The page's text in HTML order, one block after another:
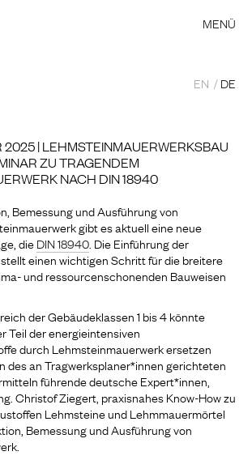
MENÜ
EN DE
2025 | LEHMSTEINMAUERWERKSBAU
ZU TRAGENDEM
NACH DIN 18940
Bemessung und Ausführung von
gibt es aktuell eine neue
dieDIN 18940 . Die Einführung der
einen wichtigen Schritt für die breitere
und ressourcenschonenden Bauweisen
der Gebäudeklassen 1 bis 4 könnte
Teil der energieintensiven
durch Lehmsteinmauerwerk ersetzen
des an Tragwerksplaner*innen gerichteten
führende deutsche Expert*innen,
Christof Ziegert, praxisnahes Know-How zu
Lehmsteine und Lehmmauermörtel
Bemessung und Ausführung von